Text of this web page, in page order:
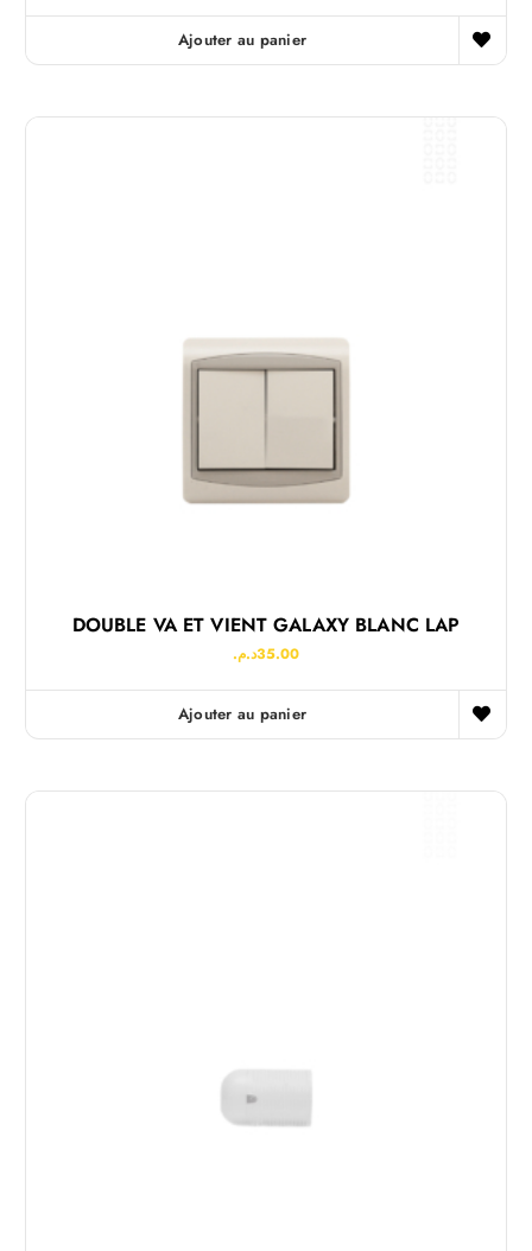
Ajouter au panier
DOUBLE VA ET VIENT GALAXY BLANC LAP
35.00د.م.
Ajouter au panier